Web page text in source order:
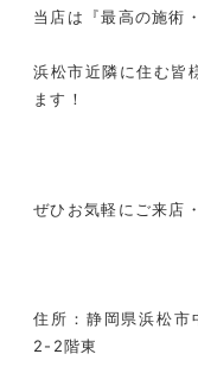
当店は『最高の施術
浜松市近隣に住む皆
ます！
ぜひお気軽にご来店
住所：静岡県浜松市
2-2階東